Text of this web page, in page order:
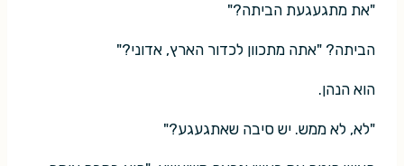
"את מתגעגעת הביתה?"
הביתה? "אתה מתכוון לכדור הארץ, אדוני?"
הוא הנהן.
"לא, לא ממש. יש סיבה שאתגעגע?"